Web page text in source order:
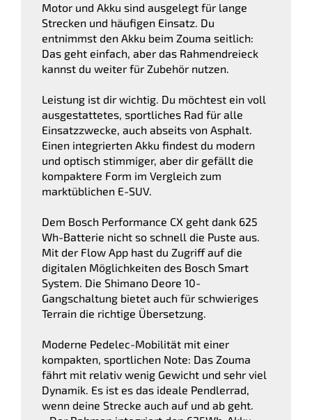
Motor und Akku sind ausgelegt für lange
Strecken und häufigen Einsatz. Du
entnimmst den Akku beim Zouma seitlich:
Das geht einfach, aber das Rahmendreieck
kannst du weiter für Zubehör nutzen.
Leistung ist dir wichtig. Du möchtest ein voll
ausgestattetes, sportliches Rad für alle
Einsatzzwecke, auch abseits von Asphalt.
Einen integrierten Akku findest du modern
und optisch stimmiger, aber dir gefällt die
kompaktere Form im Vergleich zum
marktüblichen E-SUV.
Dem Bosch Performance CX geht dank 625
Wh-Batterie nicht so schnell die Puste aus.
Mit der Flow App hast du Zugriff auf die
digitalen Möglichkeiten des Bosch Smart
System. Die Shimano Deore 10-
Gangschaltung bietet auch für schwieriges
Terrain die richtige Übersetzung.
Moderne Pedelec-Mobilität mit einer
kompakten, sportlichen Note: Das Zouma
fährt mit relativ wenig Gewicht und sehr viel
Dynamik. Es ist es das ideale Pendlerrad,
wenn deine Strecke auch auf und ab geht.